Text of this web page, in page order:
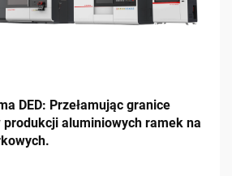
DED: Przełamując granice
produkcji aluminiowych ramek na